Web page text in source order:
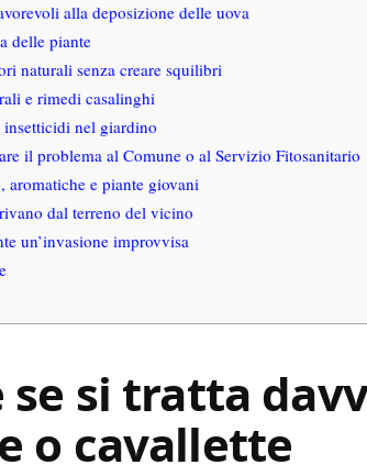
alla deposizione delle uova
delle piante
naturali senza creare squilibri
e rimedi casalinghi
nel giardino
il problema al Comune o al Servizio Fitosanitario
aromatiche e piante giovani
dal terreno del vicino
un’invasione improvvisa
se si tratta
o cavallette